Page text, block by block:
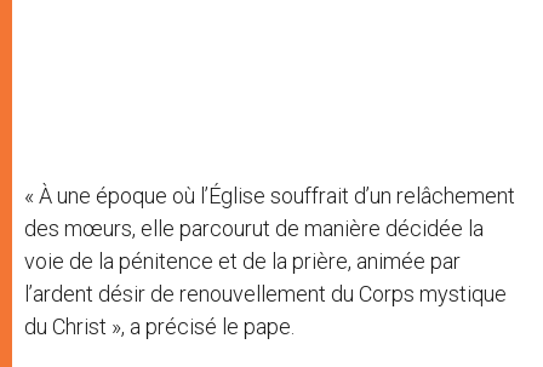
« À une époque où l’Église souffrait d’un relâchement
des mœurs, elle parcourut de manière décidée la
voie de la pénitence et de la prière, animée par
l’ardent désir de renouvellement du Corps mystique
du Christ », a précisé le pape.